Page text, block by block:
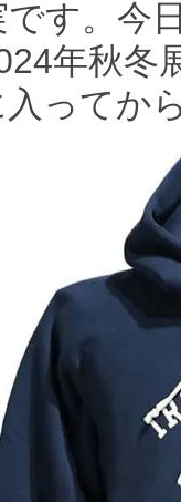
す。今
年秋冬
ってか